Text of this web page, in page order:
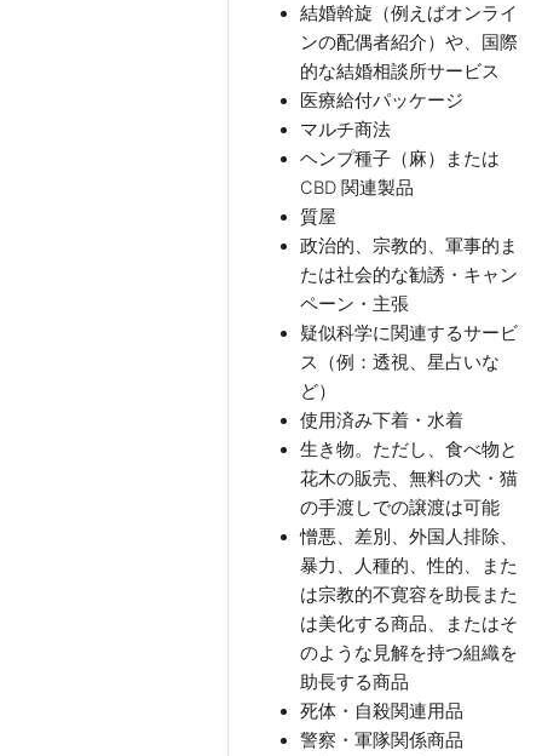
結婚斡旋（例えばオンライ
ンの配偶者紹介）や、国際
的な結婚相談所サービス
医療給付パッケージ
マルチ商法
ヘンプ種子（麻）または
CBD 関連製品
質屋
政治的、宗教的、軍事的ま
たは社会的な勧誘・キャン
ペーン・主張
疑似科学に関連するサービ
ス（例：透視、星占いな
ど）
使用済み下着・水着
生き物。ただし、食べ物と
花木の販売、無料の犬・猫
の手渡しでの譲渡は可能
憎悪、差別、外国人排除、
暴力、人種的、性的、また
は宗教的不寛容を助長また
は美化する商品、またはそ
のような見解を持つ組織を
助長する商品
死体・自殺関連用品
警察・軍隊関係商品